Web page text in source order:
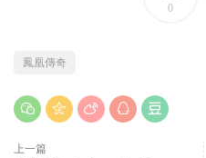
0
鳳凰傳奇
上一篇